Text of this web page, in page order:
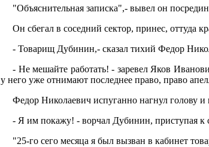
"Объяснительная записка",- вывел он
Он сбегал в соседний сектор, принес, оттуда
- Товарищ Дубинин,- сказал тихий Федор
- Не мешайте работать! - заревел Яков
у него уже отнимают последнее право, право
Федор Николаевич испуганно нагнул голову и
- Я им покажу! - ворчал Дубинин, приступая к
"25-го сего месяца я был вызван в кабинет